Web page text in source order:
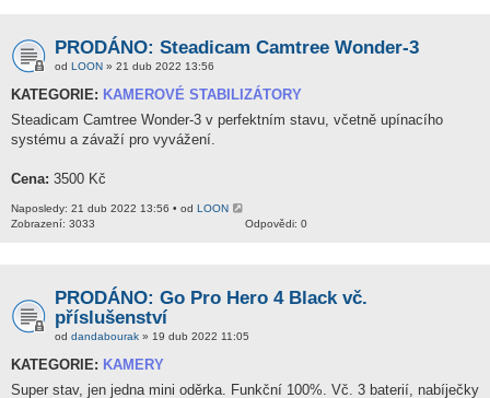
PRODÁNO: Steadicam Camtree Wonder-3
od LOON » 21 dub 2022 13:56
KATEGORIE: KAMEROVÉ STABILIZÁTORY
Steadicam Camtree Wonder-3 v perfektním stavu, včetně upínacího
systému a závaží pro vyvážení.
Cena: 3500 Kč
Naposledy: 21 dub 2022 13:56 • od LOON
Odpovědi: 0
Zobrazení: 3033
PRODÁNO: Go Pro Hero 4 Black vč.
příslušenství
od dandabourak » 19 dub 2022 11:05
KATEGORIE: KAMERY
Super stav, jen jedna mini oděrka. Funkční 100%. Vč. 3 baterií, nabíječky